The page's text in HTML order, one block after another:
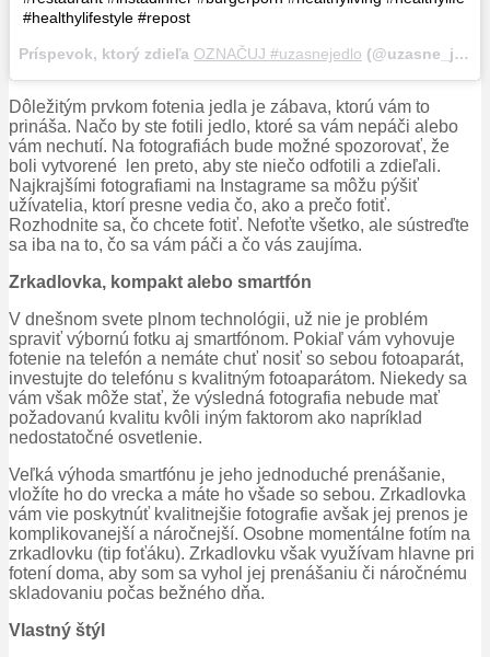
#healthylifestyle #repost
Príspevok, ktorý zdieľa OZNAČUJ #uzasnejedlo (@uzasne_jedlo),
Dôležitým prvkom fotenia jedla je zábava, ktorú vám to
prináša. Načo by ste fotili jedlo, ktoré sa vám nepáči alebo
vám nechutí. Na fotografiách bude možné spozorovať, že
boli vytvorené len preto, aby ste niečo odfotili a zdieľali.
Najkrajšími fotografiami na Instagrame sa môžu pýšiť
užívatelia, ktorí presne vedia čo, ako a prečo fotiť.
Rozhodnite sa, čo chcete fotiť. Nefoťte všetko, ale sústreďte
sa iba na to, čo sa vám páči a čo vás zaujíma.
Zrkadlovka, kompakt alebo smartfón
V dnešnom svete plnom technológii, už nie je problém
spraviť výbornú fotku aj smartfónom. Pokiaľ vám vyhovuje
fotenie na telefón a nemáte chuť nosiť so sebou fotoaparát,
investujte do telefónu s kvalitným fotoaparátom. Niekedy sa
vám však môže stať, že výsledná fotografia nebude mať
požadovanú kvalitu kvôli iným faktorom ako napríklad
nedostatočné osvetlenie.
Veľká výhoda smartfónu je jeho jednoduché prenášanie,
vložíte ho do vrecka a máte ho všade so sebou. Zrkadlovka
vám vie poskytnúť kvalitnejšie fotografie avšak jej prenos je
komplikovanejší a náročnejší. Osobne momentálne fotím na
zrkadlovku (tip foťáku). Zrkadlovku však využívam hlavne pri
fotení doma, aby som sa vyhol jej prenášaniu či náročnému
skladovaniu počas bežného dňa.
Vlastný štýl